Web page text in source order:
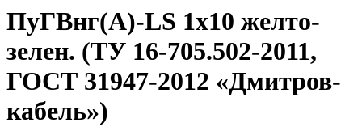
ПуГВнг(А)-LS 1х10 желто-
зелен. (ТУ 16-705.502-2011,
ГОСТ 31947-2012 «Дмитров-
кабель»)